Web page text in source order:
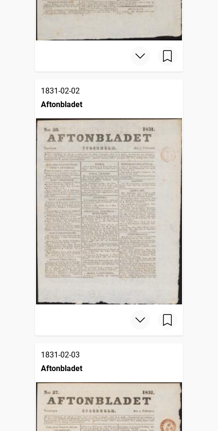
1831-02-02
Aftonbladet
1831-02-03
Aftonbladet